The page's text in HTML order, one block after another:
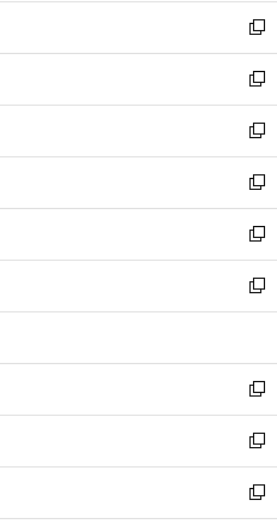
で
開
く
ド
ウ
で
開
く
ウ
ィ
ン
ド
ウ
で
開
く
し
い
ウ
ィ
ン
ド
ウ
で
開
く
新
し
い
ウ
ィ
ン
ド
ウ
で
開
く
新
し
い
ウ
ィ
ン
ド
ウ
で
開
新
し
い
ウ
ィ
ン
ド
ウ
開
く
新
し
い
ウ
ィ
ン
ウ
で
開
く
新
し
い
ウ
ン
ド
ウ
で
開
く
新
し
ウ
ィ
ン
ド
ウ
で
開
新
し
い
ウ
ィ
ン
新
し
い
新